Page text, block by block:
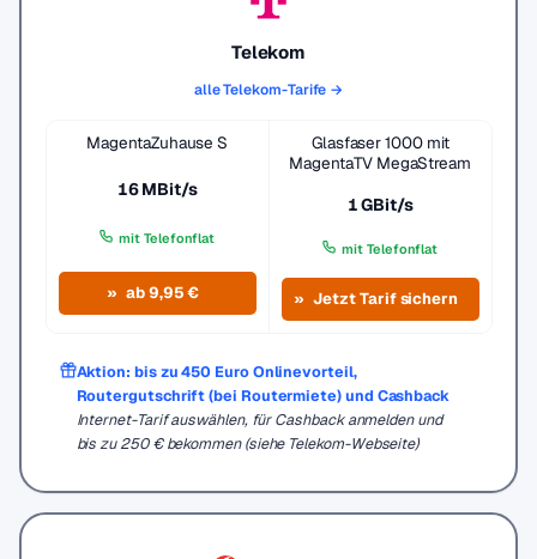
Telekom
alle Telekom-Tarife →
MagentaZuhause S
16 MBit/s
mit Telefonflat
ab 9,95 €
Glasfaser 1000 mit
MagentaTV MegaStream
1 GBit/s
mit Telefonflat
Jetzt Tarif sichern
Aktion: bis zu 450 Euro Onlinevorteil,
Routergutschrift (bei Routermiete) und Cashback
Internet-Tarif auswählen, für Cashback anmelden und
bis zu 250 € bekommen (siehe Telekom-Webseite)